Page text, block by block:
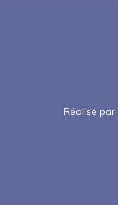
Réalisé par